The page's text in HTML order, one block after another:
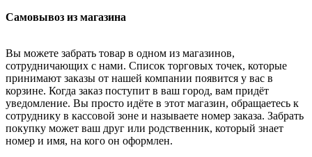
Самовывоз из магазина
Вы можете забрать товар в одном из магазинов,
сотрудничающих с нами. Список торговых точек, которые
принимают заказы от нашей компании появится у вас в
корзине. Когда заказ поступит в ваш город, вам придёт
уведомление. Вы просто идёте в этот магазин, обращаетесь к
сотруднику в кассовой зоне и называете номер заказа. Забрать
покупку может ваш друг или родственник, который знает
номер и имя, на кого он оформлен.